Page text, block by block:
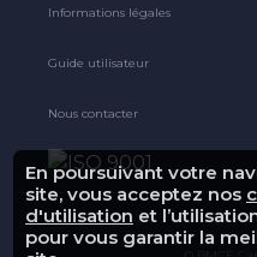
En poursuivant votre
site, vous acceptez nos
d'utilisation et
pour vous garantir la
Informations légales
Guide utilisateur
Nous contacter